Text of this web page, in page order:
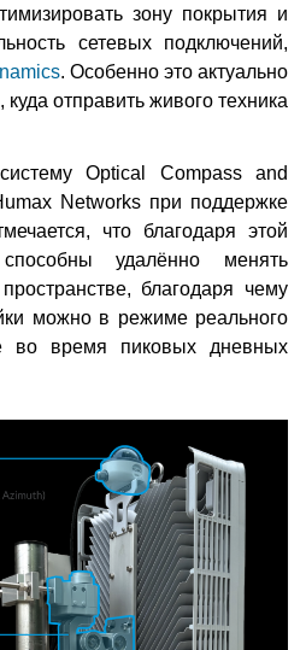
зону покрытия и
сетевых подключений,
. Особенно это актуально
отправить живого техника
Optical Compass and
Networks при поддержке
что благодаря этой
удалённо менять
благодаря чему
можно в режиме реального
во время пиковых дневных